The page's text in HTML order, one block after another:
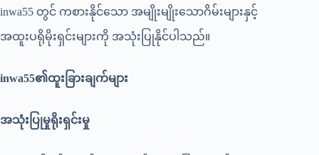
inwa55 တွင် ကစားနိုင်သော အမျိုးမျိုးသောဂိမ်းများနှင့်
အထူးပရိုမိုးရှင်းများကို အသုံးပြုနိုင်ပါသည်။
inwa55၏ထူးခြားချက်များ
အသုံးပြုမှုရိုးရှင်းမှု